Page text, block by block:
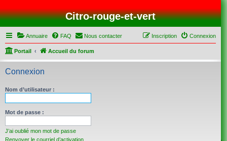
Citro-rouge-et-vert
Annuaire FAQ Nous contacter Connexion
Inscription
Portail Accueil du forum
Connexion
Nom d’utilisateur :
Mot de passe :
J’ai oublié mon mot de passe
Renvoyer le courriel d’activation